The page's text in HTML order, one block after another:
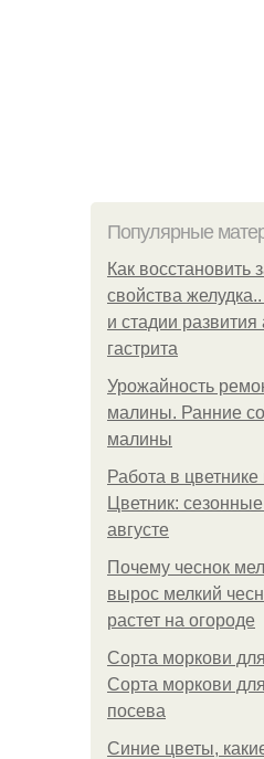
Популярные
Как восстановить
свойства
и стадии
гастрита
Урожайность
малины. Ранние
малины
Работа в цветнике
Цветник:
августе
Почему чеснок
вырос мелкий
растет на огороде
Сорта моркови
Сорта моркови
посева
Синие цветы,